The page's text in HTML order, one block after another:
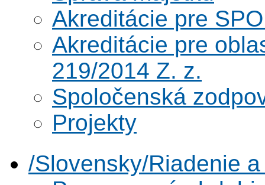
Akreditácie pre
Akreditácie pre
219/2014 Z. z.
Spoločenská
Projekty
/Slovensky/Riadenie